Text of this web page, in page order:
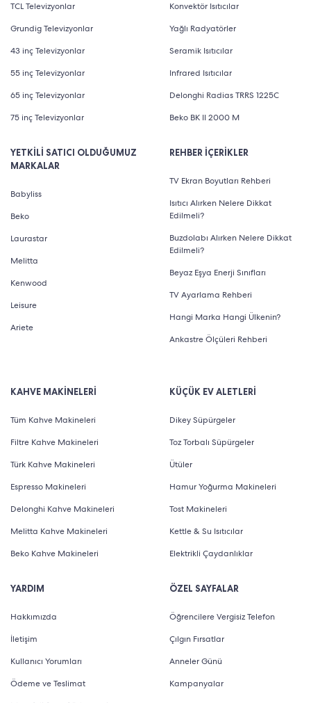
TCL Televizyonlar
Grundig Televizyonlar
43 inç Televizyonlar
55 inç Televizyonlar
65 inç Televizyonlar
75 inç Televizyonlar
YETKİLİ SATICI OLDUĞUMUZ
MARKALAR
Babyliss
Beko
Laurastar
Melitta
Kenwood
Leisure
Ariete
Konvektör Isıtıcılar
Yağlı Radyatörler
Seramik Isıtıcılar
Infrared Isıtıcılar
Delonghi Radias TRRS 1225C
Beko BK II 2000 M
REHBER İÇERİKLER
TV Ekran Boyutları Rehberi
Isıtıcı Alırken Nelere Dikkat
Edilmeli?
Buzdolabı Alırken Nelere Dikkat
Edilmeli?
Beyaz Eşya Enerji Sınıfları
TV Ayarlama Rehberi
Hangi Marka Hangi Ülkenin?
Ankastre Ölçüleri Rehberi
KAHVE MAKİNELERİ
Tüm Kahve Makineleri
Filtre Kahve Makineleri
Türk Kahve Makineleri
Espresso Makineleri
Delonghi Kahve Makineleri
Melitta Kahve Makineleri
Beko Kahve Makineleri
YARDIM
Hakkımızda
İletişim
Kullanıcı Yorumları
Ödeme ve Teslimat
KÜÇÜK EV ALETLERİ
Dikey Süpürgeler
Toz Torbalı Süpürgeler
Ütüler
Hamur Yoğurma Makineleri
Tost Makineleri
Kettle & Su Isıtıcılar
Elektrikli Çaydanlıklar
ÖZEL SAYFALAR
Öğrencilere Vergisiz Telefon
Çılgın Fırsatlar
Anneler Günü
Kampanyalar